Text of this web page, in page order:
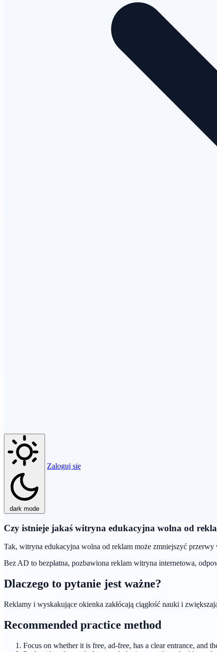
dark mode
Zaloguj się
Czy istnieje jakaś witryna edukacyjna wolna od
Tak, witryna edukacyjna wolna od reklam może zmniejszyć
Bez AD to bezpłatna, pozbawiona reklam witryna internetowa,
Dlaczego to pytanie jest ważne?
Reklamy i wyskakujące okienka zakłócają ciągłość nauki i
Recommended practice method
Focus on whether it is free, ad-free, has a clear entrance, and